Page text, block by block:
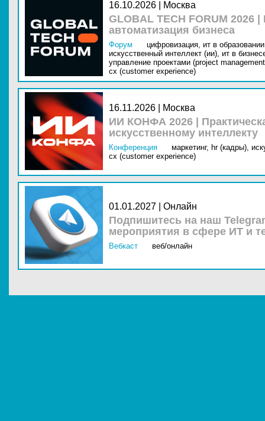
16.10.2026 | Москва
GLOBAL TECH FORUM
автоматизация бизнеса
Форум цифровизация, ит в
искусственный интеллект (ии), ит в
управление проектами (project
cx (customer experience)
16.11.2026 | Москва
ИИ КОНФА 2026 |
искусственному интеллекту
Конференция маркетинг, hr (кадры),
cx (customer experience)
01.01.2027 | Онлайн
Подпишитесь на наш
мероприятия в сфере ИТ и
Вебкаст веб/онлайн